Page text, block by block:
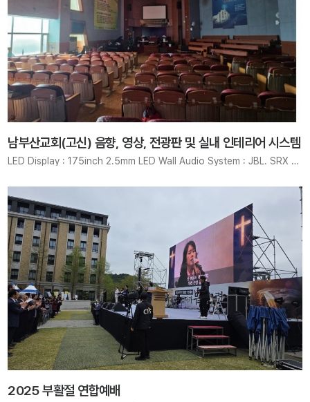
남부산교회(고신) 음향, 영상, 전광판 및 실내 인테리어 시스템
LED Display : 175inch 2.5mm LED Wall Audio System : JBL. SRX Series Camera system : Lumens. VC-TR40 System interior System : We tried to maximize the sound absorption effect by using maple line perforated boards, and we used white line perforated ma
2025 부활절 연합예배